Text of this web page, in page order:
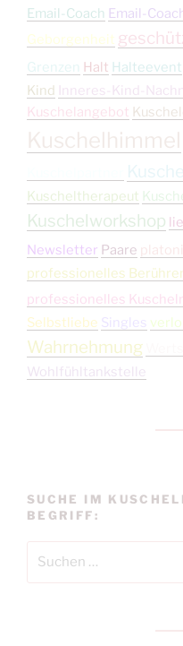
Email-Coach Email-
Geborgenheit
Grenzen Halt Halteevent
Kind Inneres-Kind-
Kuschelangebot
Kuschelhimmel
Kuscheltherapeut
Kuschelworkshop
Newsletter Paare
professionelles
professionelles
Selbstliebe Singles
Wahrnehmung
Wohlfühltankstelle
SUCHE IM
BEGRIFF: